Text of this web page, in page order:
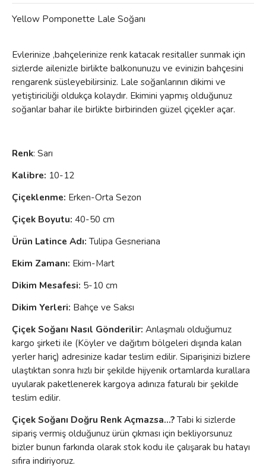
Yellow Pomponette Lale Soğanı
Evlerinize ,bahçelerinize renk katacak resitaller sunmak için
sizlerde ailenizle birlikte balkonunuzu ve evinizin bahçesini
rengarenk süsleyebilirsiniz. Lale soğanlarının dikimi ve
yetiştiriciliği oldukça kolaydır. Ekimini yapmış olduğunuz
soğanlar bahar ile birlikte birbirinden güzel çiçekler açar.
Renk: Sarı
Kalibre: 10-12
Çiçeklenme: Erken-Orta Sezon
Çiçek Boyutu: 40-50 cm
Ürün Latince Adı:Tulipa Gesneriana
Ekim Zamanı: Ekim-Mart
Dikim Mesafesi: 5-10 cm
Dikim Yerleri: Bahçe ve Saksı
Çiçek Soğanı Nasıl Gönderilir: Anlaşmalı olduğumuz
kargo şirketi ile (Köyler ve dağıtım bölgeleri dışında kalan
yerler hariç) adresinize kadar teslim edilir. Siparişinizi bizlere
ulaştıktan sonra hızlı bir şekilde hijyenik ortamlarda kurallara
uyularak paketlenerek kargoya adınıza faturalı bir şekilde
teslim edilir.
Çiçek Soğanı Doğru Renk Açmazsa...?Tabi ki sizlerde
sipariş vermiş olduğunuz ürün çıkması için bekliyorsunuz
bizler bunun farkında olarak stok kodu ile çalışarak bu hatayı
sıfıra indiriyoruz.